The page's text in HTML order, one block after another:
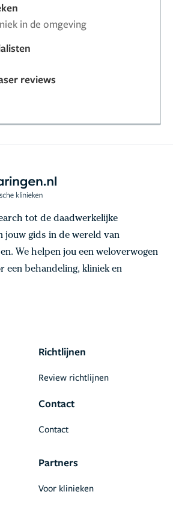
in de omgeving
reviews
tot de daadwerkelijke
jouw gids in de wereld van
We helpen jou een weloverwogen
een behandeling, kliniek en
Richtlijnen
Review richtlijnen
Contact
Contact
Partners
Voor klinieken